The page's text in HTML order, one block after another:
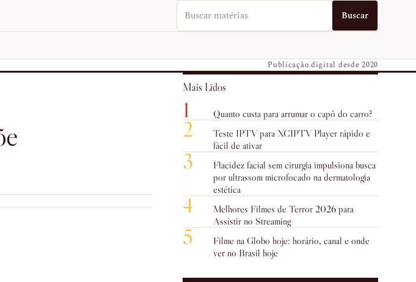
Buscar no EUVO News Buscar
Publicação digital desde 2020
Mais Lidos
1 Quanto custa para arrumar o capô do carro?
2
Teste IPTV para XCIPTV Player rápido e
fácil de ativar
3
Flacidez facial sem cirurgia impulsiona busca
por ultrassom microfocado na dermatologia
estética
4
Melhores Filmes de Terror 2026 para
Assistir no Streaming
5
Filme na Globo hoje: horário, canal e onde
ver no Brasil hoje